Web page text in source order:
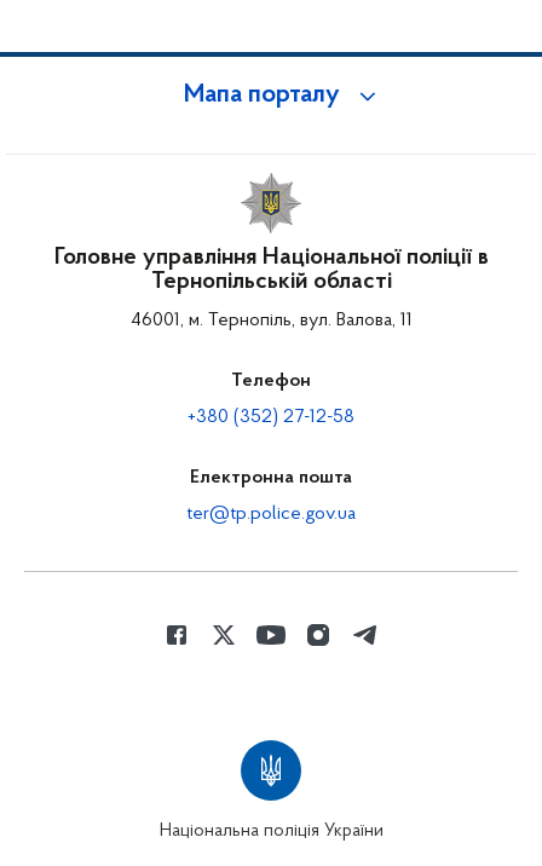
Мапа порталу
Головне управління Національної поліції в
Тернопільській області
46001, м. Тернопіль, вул. Валова, 11
Телефон
+380 (352) 27-12-58
Електронна пошта
ter@tp.police.gov.ua
Національна поліція України